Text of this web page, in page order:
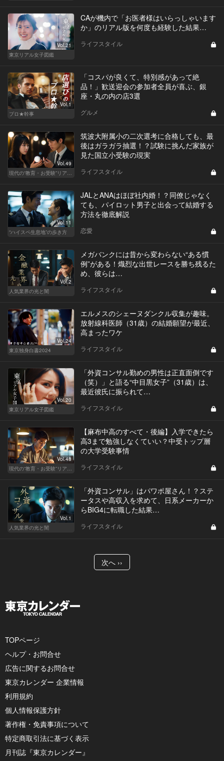
Vol.21
東京リアル女子図鑑
CAが機内で「お医者様はいらっしゃいます
か」のリアル版を何度も経験した結果…
ライフスタイル
Vol.1
プロ★幹事
「コスパが良くて、特別感があって絶
品！」歓送迎会の参加者全員が喜ぶ、銀
座・丸の内の店3選
グルメ
Vol.49
現代の“教育・お受験”リアルドキュメント
筑波大附属小の二次選考に合格しても、最
後はガラガラ抽選！？試験に挑んだ家族が
見た国立小受験の現実
ライフスタイル
Vol.11
“ハイスペ生息地”の歩き方
JALとANAはほぼ社内婚！？同僚じゃなく
ても、パイロット男子と出会って結婚する
方法を徹底解説
恋愛
Vol.2
人気業界の光と闇
メガバンクには昔から変わらない“ある慣
例”がある！熾烈な出世レースを勝ち残るた
め、彼らは…
ライフスタイル
Vol.24
東京独身白書2024
エルメスのシェーヌダンクル収集が趣味。
放射線科医師（31歳）の結婚願望が最近、
高まったワケ
ライフスタイル
Vol.20
東京リアル女子図鑑
「外資コンサル勤めの男性は正直面倒です
（笑）」と語る“中目黒女子”（31歳）は、
最近彼氏に振られて…
ライフスタイル
Vol.48
現代の“教育・お受験”リアルドキュメント
【麻布中高のすべて・後編】入学できたら
高3まで勉強しなくていい？中受トップ層
の大学受験事情
ライフスタイル
Vol.1
人気業界の光と闇
「外資コンサル」はパワポ屋さん！？ステ
ータスや高収入を求めて、日系メーカーか
らBIG4に転職した結果…
ライフスタイル
次へ ››
TOPページ
ヘルプ・お問合せ
広告に関するお問合せ
東京カレンダー 企業情報
利用規約
個人情報保護方針
著作権・免責事項について
特定商取引法に基づく表示
月刊誌『東京カレンダー』